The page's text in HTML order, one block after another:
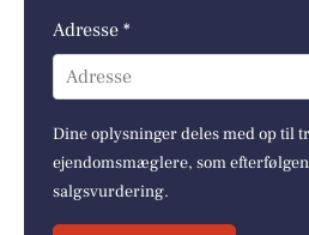
Adresse *
Adresse
Dine oplysninger deles med op til
ejendomsmæglere, som
salgsvurdering.